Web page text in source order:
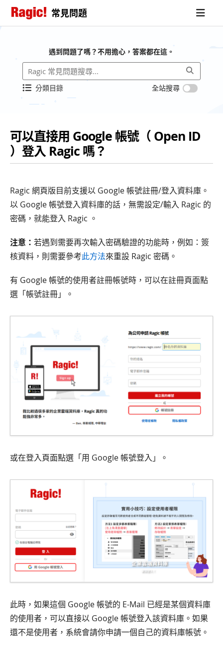
常見問題
遇到問題了嗎？不用擔心，答案都在這。
分類目錄 全站搜尋
可以直接用 Google 帳號（ Open ID
）登入 Ragic 嗎？
Ragic 網頁版目前支援以 Google 帳號註冊/登入資料庫。
以 Google 帳號登入資料庫的話，無需設定/輸入 Ragic 的
密碼，就能登入 Ragic 。
注意： 若遇到需要再次輸入密碼驗證的功能時，例如：簽
核資料，則需要參考此方法來重設 Ragic 密碼。
有 Google 帳號的使用者註冊帳號時，可以在註冊頁面點
選「帳號註冊」。
或在登入頁面點選「用 Google 帳號登入」。
此時，如果這個 Google 帳號的 E-Mail 已經是某個資料庫
的使用者，可以直接以 Google 帳號登入該資料庫。如果
還不是使用者，系統會請你申請一個自己的資料庫帳號。